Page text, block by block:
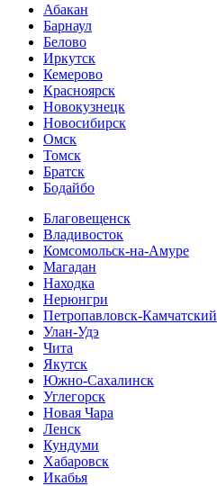
Абакан
Барнаул
Белово
Иркутск
Кемерово
Красноярск
Новокузнецк
Новосибирск
Омск
Томск
Братск
Бодайбо
Благовещенск
Владивосток
Комсомольск-на-Амуре
Магадан
Находка
Нерюнгри
Петропавловск-Камчатский
Улан-Удэ
Чита
Якутск
Южно-Сахалинск
Углегорск
Новая Чара
Ленск
Кундуми
Хабаровск
Икабья